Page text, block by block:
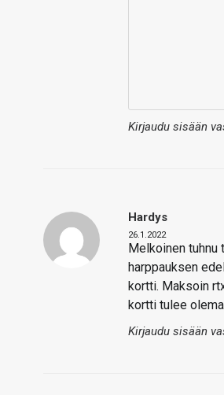
Kirjaudu sisään
Hardys
26.1.2022
Melkoinen tuhnu
harppauksen
kortti. Maksoin
kortti tulee
Kirjaudu sisään